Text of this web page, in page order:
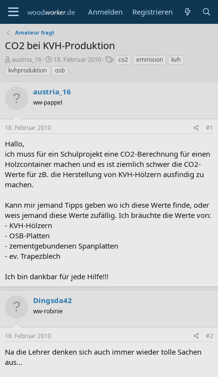
Anmelden Registrieren
Amateur fragt
CO2 bei KVH-Produktion
E
r
s
e
e
r
austria_16
E
r
s
e
l
t
18. Februar 2010
S
o
co2 emmision
kvh
kvhproduktion
osb
austria_16
ww-pappel
18. Februar 2010 #1
Hallo,
ich muss für ein Schulprojekt eine CO2-Berechnung für einen
Holzcontainer machen und es ist ziemlich schwer die CO2-
Werte für zB. die Herstellung von KVH-Hölzern ausfindig zu
machen.
Kann mir jemand Tipps geben wo ich diese Werte finde, oder
weis jemand diese Werte zufällig. Ich bräuchte die Werte von:
- KVH-Hölzern
- OSB-Platten
- zementgebundenen Spanplatten
- ev. Trapezblech
Ich bin dankbar für jede Hilfe!!!
Dingsda42
ww-robinie
18. Februar 2010 #2
Na die Lehrer denken sich auch immer wieder tolle Sachen
aus...